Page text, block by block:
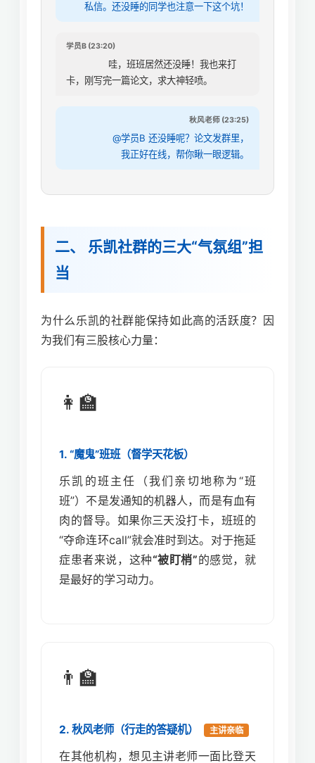
私信。还没睡的同学也注意一下这个坑！
学员B (23:20)
哇，班班居然还没睡！我也来打
卡，刚写完一篇论文，求大神轻喷。
秋风老师 (23:25)
@学员B 还没睡呢？论文发群里，
我正好在线，帮你瞅一眼逻辑。
二、 乐凯社群的三大“气氛组”担
当
为什么乐凯的社群能保持如此高的活跃度？因
为我们有三股核心力量：
👩‍🏫
1. “魔鬼”班班（督学天花板）
乐凯的班主任（我们亲切地称为“班
班”）不是发通知的机器人，而是有血有
肉的督导。如果你三天没打卡，班班的
“夺命连环call”就会准时到达。对于拖延
症患者来说，这种“被盯梢”的感觉，就
是最好的学习动力。
👨‍🏫
2. 秋风老师（行走的答疑机） 主讲亲临
在其他机构，想见主讲老师一面比登天